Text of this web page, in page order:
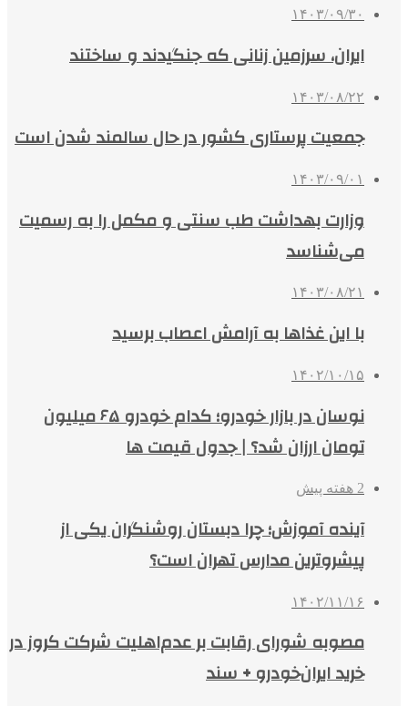
۱۴۰۳/۰۹/۳۰
ایران، سرزمین زنانی که جنگیدند و ساختند
۱۴۰۳/۰۸/۲۲
جمعیت پرستاری کشور در حال سالمند شدن است
۱۴۰۳/۰۹/۰۱
وزارت بهداشت طب سنتی و مکمل را به رسمیت
می‌شناسد
۱۴۰۳/۰۸/۲۱
با این غذاها به آرامش اعصاب برسید
۱۴۰۲/۱۰/۱۵
نوسان در بازار خودرو؛ کدام خودرو ۶۵ میلیون
تومان ارزان شد؟ | جدول قیمت ها
2 هفته پیش
آینده آموزش؛ چرا دبستان روشنگران یکی از
پیشروترین مدارس تهران است؟
۱۴۰۲/۱۱/۱۶
مصوبه شورای رقابت بر عدم‌اهلیت شرکت کروز در
خرید ایران‌خودرو + سند